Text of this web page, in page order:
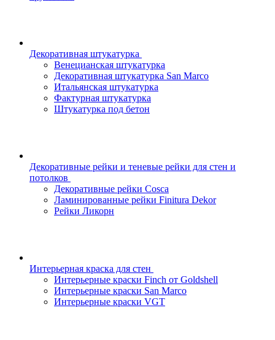
Декоративная штукатурка
Венецианская штукатурка
Декоративная штукатурка San Marco
Итальянская штукатурка
Фактурная штукатурка
Штукатурка под бетон
Декоративные рейки и теневые рейки для стен и
потолков
Декоративные рейки Cosca
Ламинированные рейки Finitura Dekor
Рейки Ликорн
Интерьерная краска для стен
Интерьерные краски Finch от Goldshell
Интерьерные краски San Marco
Интерьерные краски VGT